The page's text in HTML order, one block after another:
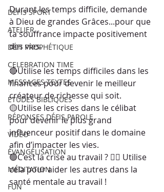
DÉFIS SPORT
ATELIER
DÉFI PROPHÉTIQUE
CELEBRATION TIME
MESSAGES TEXTES
ETUDES BIBLIQUES
RÉPONSES DÉFIS PAROLE
VIDÉO
ÉVANGÉLISATION
MÉDITATION
FUN
Durant les temps difficile, demande
à Dieu de grandes Grâces...pour que
ta souffrance impacte positivement
des vies.
🔴Utilise les temps difficiles dans les
finances pour devenir le meilleur
créateur de richesse qui soit.
🟡Utilise les crises dans le célibat
pour devenir le plus grand
influenceur positif dans le domaine
afin d’impacter les vies.
🟢C’est la crise au travail ? 👉🏾 Utilise
cela pour aider les autres dans la
santé mentale au travail !